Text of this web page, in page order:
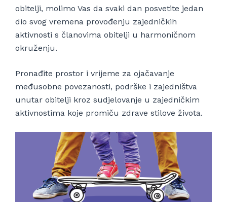
obitelji, molimo Vas da svaki dan posvetite jedan
dio svog vremena provođenju zajedničkih
aktivnosti s članovima obitelji u harmoničnom
okruženju.
Pronađite prostor i vrijeme za ojačavanje
međusobne povezanosti, podrške i zajedništva
unutar obitelji kroz sudjelovanje u zajedničkim
aktivnostima koje promiču zdrave stilove života.